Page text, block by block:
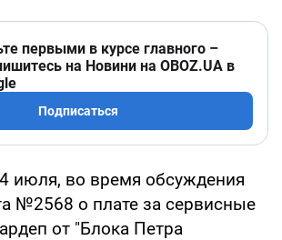
первыми в курсе главного –
на Новини на OBOZ.UA в
Подписаться
июля, во время обсуждения
№2568 о плате за сервисные
от "Блока Петра